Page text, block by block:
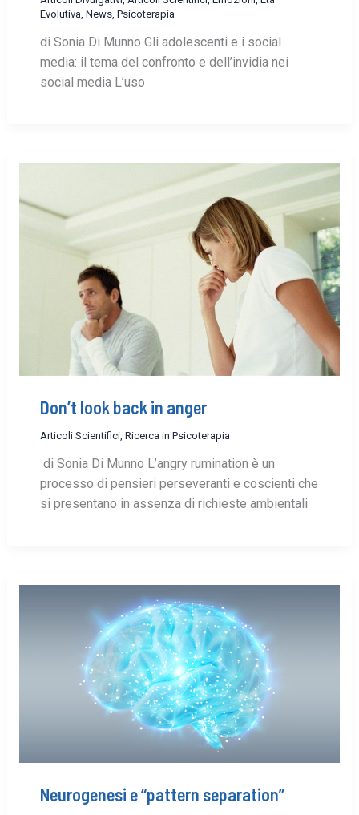
Evolutiva News, Psicoterapia
di Sonia Di Munno Gli adolescenti e i social
media: il tema del confronto e dell’invidia nei
social media L’uso
Don’t look back in anger
Articoli Scientifici, Ricerca in Psicoterapia
di Sonia Di Munno L’angry rumination è un
processo di pensieri perseveranti e coscienti che
si presentano in assenza di richieste ambientali
Neurogenesi e “pattern separation”